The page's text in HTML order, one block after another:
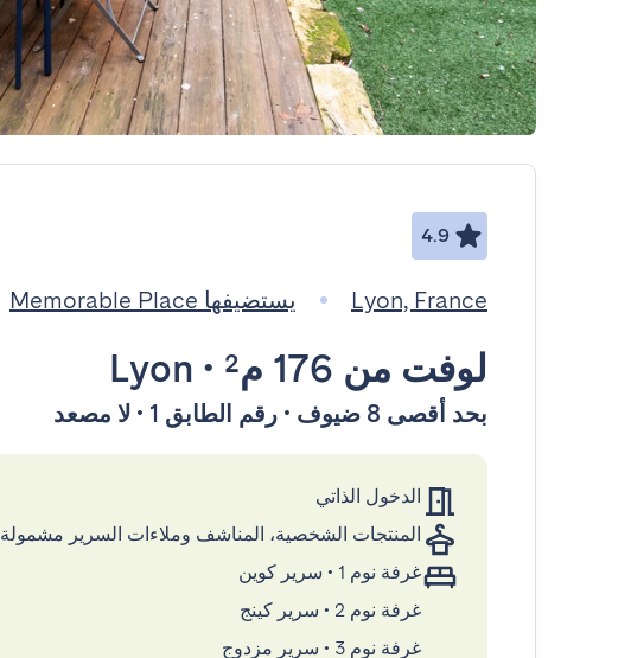
4.9
Lyon, France يستضيفها Memorable Place
لوفت من 176 م² •
Lyon
بحد أقصى 8 ضيوف • رقم الطابق 1 • لا مصعد
الدخول الذاتي
المنتجات الشخصية، المناشف وملاءات السرير مشمولة
غرفة نوم 1
• سرير كوين
غرفة نوم 2
• سرير كينج
غرفة نوم 3
• سرير مزدوج